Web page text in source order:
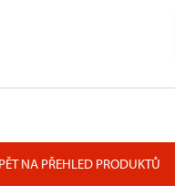
NA PŘEHLED PRODUKTŮ